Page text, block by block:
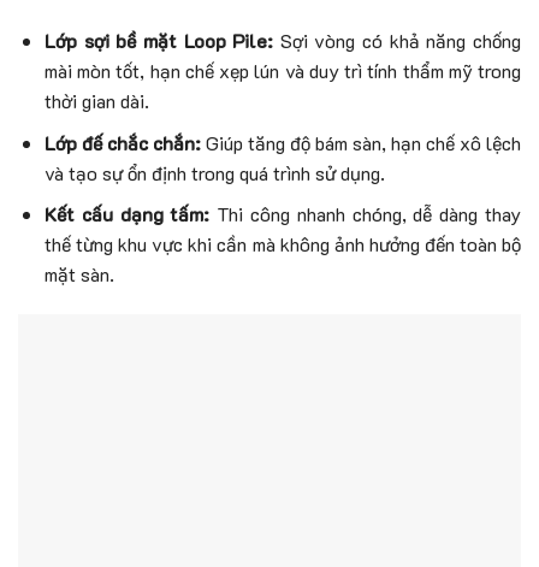
Lớp sợi bề mặt Loop Pile: Sợi vòng có khả năng chống
mài mòn tốt, hạn chế xẹp lún và duy trì tính thẩm mỹ trong
thời gian dài.
Lớp đế chắc chắn:Giúp tăng độ bám sàn, hạn chế xô lệch
và tạo sự ổn định trong quá trình sử dụng.
Kết cấu dạng tấm: Thi công nhanh chóng, dễ dàng thay
thế từng khu vực khi cần mà không ảnh hưởng đến toàn bộ
mặt sàn.